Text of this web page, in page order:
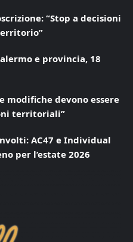
“Stop a decisioni
e provincia, 18
modifiche devono essere
territoriali”
AC47 e Individual
per l’estate 2026